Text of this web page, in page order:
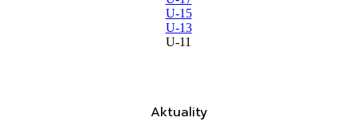
U-15
U-13
U-11
Aktuality